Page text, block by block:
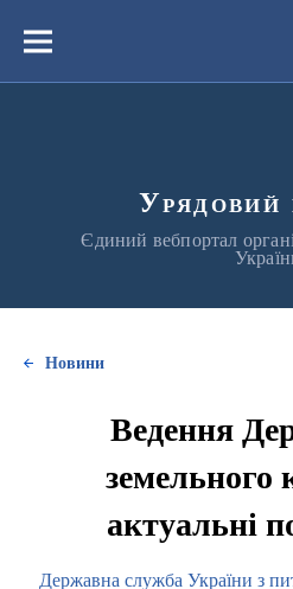
вмістуМеню
Урядовий
Єдиний вебпортал
Новини
Ведення
земельного
актуальні
Державна служба України з